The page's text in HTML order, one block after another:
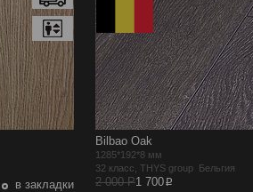
в закладки
Bilbao Oak
1285*192*8 мм
32 класс, THYS group Бельгия
2 000 Р1 700p